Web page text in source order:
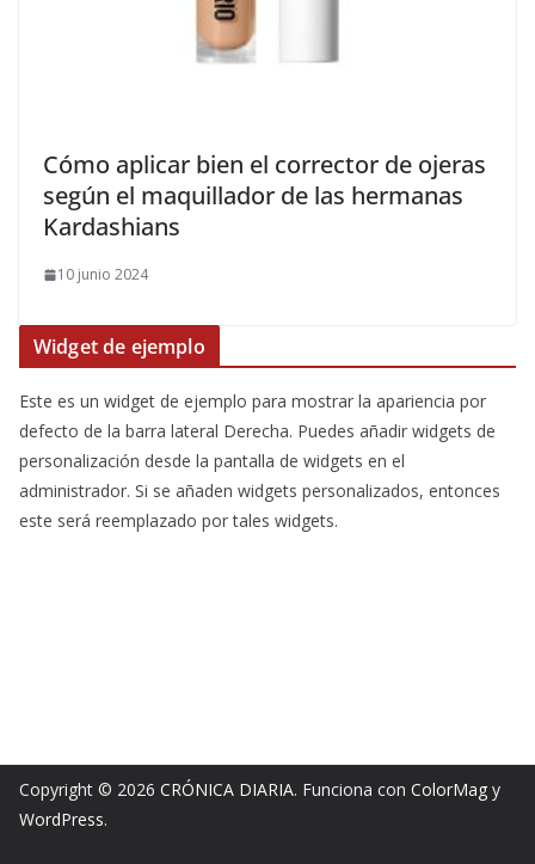
​Cómo aplicar bien el corrector de ojeras
según el maquillador de las hermanas
Kardashians
10 junio 2024
Widget de ejemplo
Este es un widget de ejemplo para mostrar la apariencia por
defecto de la barra lateral Derecha. Puedes añadir widgets de
personalización desde la pantalla de widgets en el
administrador. Si se añaden widgets personalizados, entonces
este será reemplazado por tales widgets.
Copyright © 2026 CRÓNICA DIARIA. Funciona con ColorMag y
WordPress.